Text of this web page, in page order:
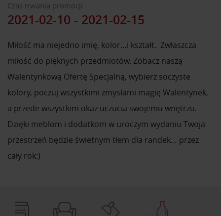
Czas trwania promocji
2021-02-10 - 2021-02-15
Miłość ma niejedno imię, kolor…i kształt. Zwłaszcza
miłość do pięknych przedmiotów. Zobacz naszą
Walentynkową Ofertę Specjalną, wybierz soczyste
kolory, poczuj wszystkimi zmysłami magię Walentynek,
a przede wszystkim okaż uczucia swojemu wnętrzu.
Dzięki meblom i dodatkom w uroczym wydaniu Twoja
przestrzeń będzie świetnym tłem dla randek… przez
cały rok:)